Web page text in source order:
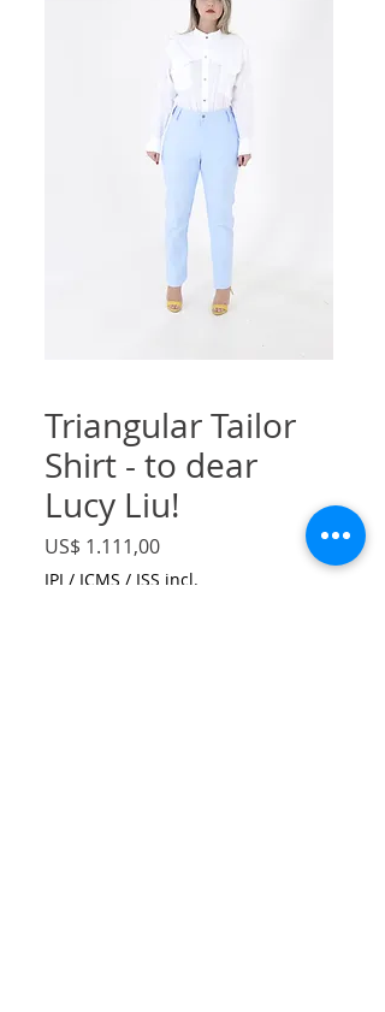
Triangular Tailor
Shirt - to dear
Lucy Liu!
US$ 1.111,00Preço
IPI / ICMS / ISS incl.